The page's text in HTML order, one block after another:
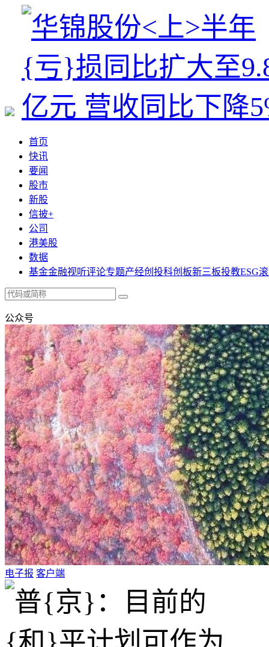
首页
快讯
要闻
股市
新股
信披+
公司
港美股
数据
基金金融视听评论专题产经创投科创板新三板投教ESG
公众号
电子报 客户端